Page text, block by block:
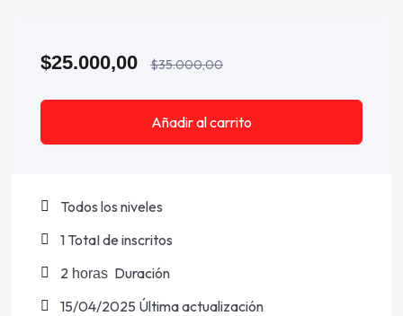
$25.000,00 $35.000,00
Añadir al carrito
Todos los niveles
1 TotaI de inscritos
2 horas Duración
15/04/2025 Última actualización